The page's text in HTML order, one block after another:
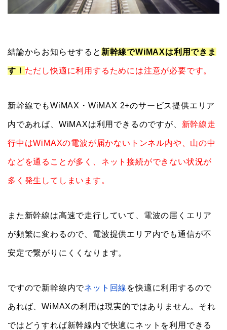
結論からお知らせすると 新幹線でWiMAXは利用できま
す！ ただし快適に利用するためには注意が必要です。
新幹線でもWiMAX・WiMAX 2+のサービス提供エリア
内であれば、WiMAXは利用できるのですが、 新幹線走
行中はWiMAXの電波が届かないトンネル内や、山の中
などを通ることが多く、ネット接続ができない状況が
多く発生してしまいます。
また新幹線は高速で走行していて、電波の届くエリア
が頻繁に変わるので、電波提供エリア内でも通信が不
安定で繋がりにくくなります。
ですので新幹線内でネット回線 を快適に利用するので
あれば、WiMAXの利用は現実的ではありません。それ
ではどうすれば新幹線内で快適にネットを利用できる